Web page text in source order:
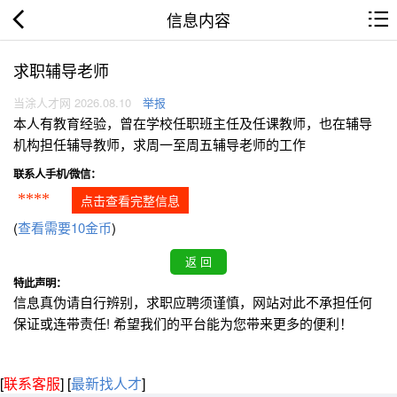
信息内容
求职辅导老师
当涂人才网 2026.08.10 举报
本人有教育经验，曾在学校任职班主任及任课教师，也在辅导
机构担任辅导教师，求周一至周五辅导老师的工作
联系人手机/微信：
**** 点击查看完整信息
(查看需要10金币)
特此声明：
信息真伪请自行辨别，求职应聘须谨慎，网站对此不承担任何
保证或连带责任! 希望我们的平台能为您带来更多的便利！
[联系客服] [最新找人才]